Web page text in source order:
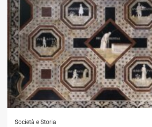
Società e Storia